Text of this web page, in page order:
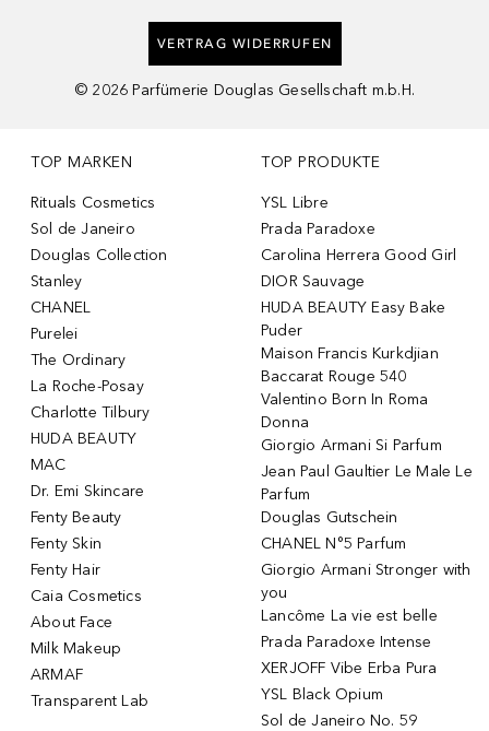
VERTRAG WIDERRUFEN
© 2026 Parfümerie Douglas Gesellschaft m.b.H.
TOP MARKEN
Rituals Cosmetics
Sol de Janeiro
Douglas Collection
Stanley
CHANEL
Purelei
The Ordinary
La Roche-Posay
Charlotte Tilbury
HUDA BEAUTY
MAC
Dr. Emi Skincare
Fenty Beauty
Fenty Skin
Fenty Hair
Caia Cosmetics
About Face
Milk Makeup
ARMAF
Transparent Lab
TOP PRODUKTE
YSL Libre
Prada Paradoxe
Carolina Herrera Good Girl
DIOR Sauvage
HUDA BEAUTY Easy Bake
Puder
Maison Francis Kurkdjian
Baccarat Rouge 540
Valentino Born In Roma
Donna
Giorgio Armani Si Parfum
Jean Paul Gaultier Le Male Le
Parfum
Douglas Gutschein
CHANEL N°5 Parfum
Giorgio Armani Stronger with
you
Lancôme La vie est belle
Prada Paradoxe Intense
XERJOFF Vibe Erba Pura
YSL Black Opium
Sol de Janeiro No. 59